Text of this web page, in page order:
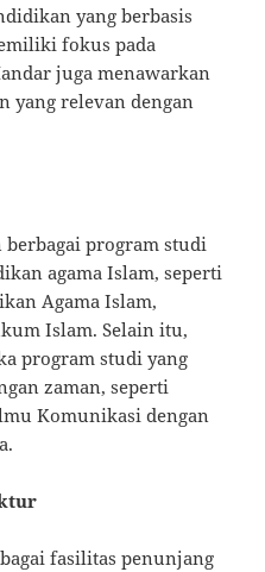
yang berbasis
fokus pada
juga menawarkan
yang relevan dengan
program studi
agama Islam, seperti
Agama Islam,
Islam. Selain itu,
program studi yang
zaman, seperti
Komunikasi dengan
fasilitas penunjang